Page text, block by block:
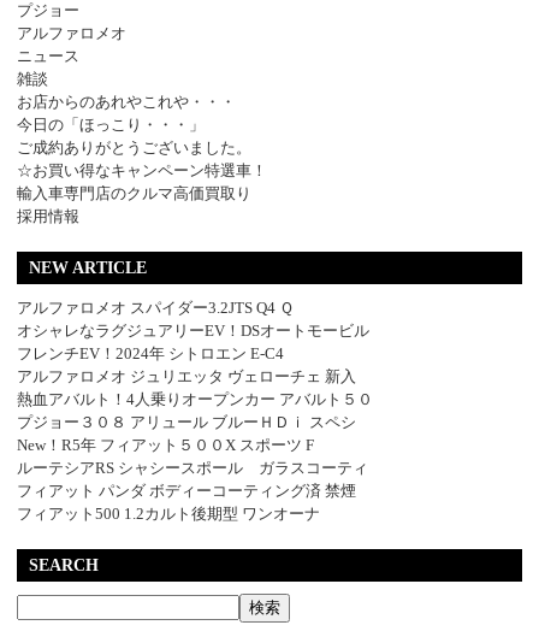
プジョー
アルファロメオ
ニュース
雑談
お店からのあれやこれや・・・
今日の「ほっこり・・・」
ご成約ありがとうございました。
☆お買い得なキャンペーン特選車！
輸入車専門店のクルマ高価買取り
採用情報
NEW ARTICLE
アルファロメオ スパイダー3.2JTS Q4 Ｑ
オシャレなラグジュアリーEV！DSオートモービル
フレンチEV！2024年 シトロエン E-C4
アルファロメオ ジュリエッタ ヴェローチェ 新入
熱血アバルト！4人乗りオープンカー アバルト５０
プジョー３０８ アリュール ブルーＨＤｉ スペシ
New！R5年 フィアット５００X スポーツ F
ルーテシアRS シャシースポール ガラスコーティ
フィアット パンダ ボディーコーティング済 禁煙
フィアット500 1.2カルト後期型 ワンオーナ
SEARCH